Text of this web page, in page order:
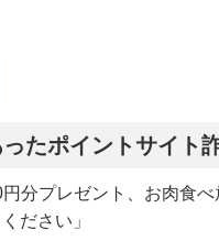
たポイントサイト
円分プレゼント、お肉食
ださい」